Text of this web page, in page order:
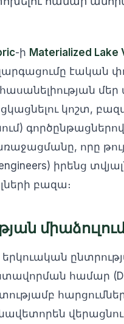
-ի Materialized Lake
էական
մեր
կոշտ,
որը
իրենց
բազա։
համար